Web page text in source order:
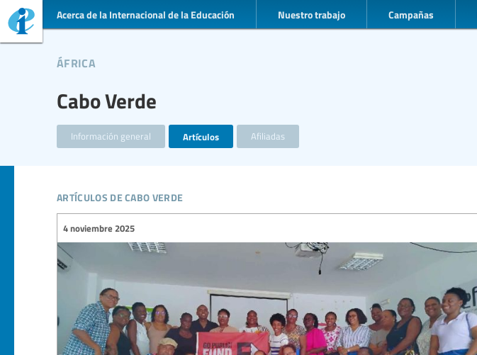
Acerca de la Internacional de la Educación Nuestro trabajo Campañas
Cabo Verde
áfrica
Información general Artículos Afiliadas
artículos de cabo verde
4 noviembre 2025